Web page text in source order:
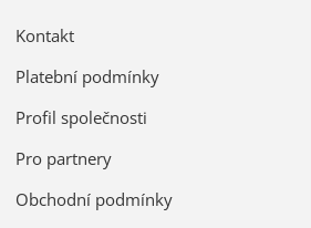
Kontakt
Platební podmínky
Profil společnosti
Pro partnery
Obchodní podmínky